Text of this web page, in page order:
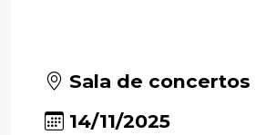
Sala de concertos
14/11/2025